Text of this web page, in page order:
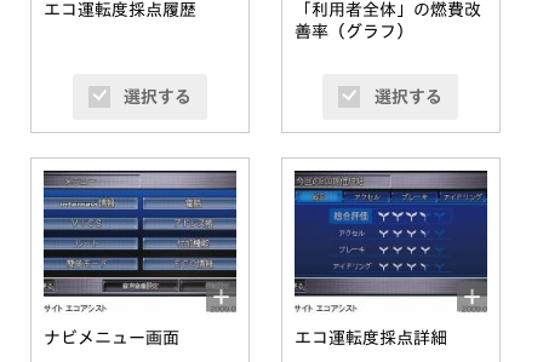
エコ運転度採点履歴
選択する
「利用者全体」の燃費改
善率（グラフ）
選択する
ナビメニュー画面 エコ運転度採点詳細